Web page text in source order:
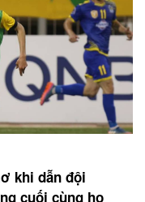
khi dẫn đội
cuối cùng họ